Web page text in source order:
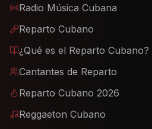
Radio Música Cubana
Reparto Cubano
¿Qué es el Reparto Cubano?
Cantantes de Reparto
Reparto Cubano 2026
Reggaeton Cubano